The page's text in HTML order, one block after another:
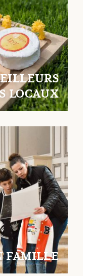
LOCAUX
FAMILLE